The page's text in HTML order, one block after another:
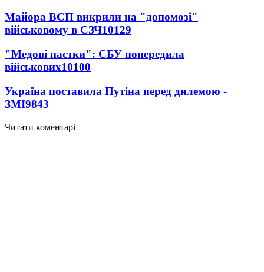
Майора ВСП викрили на "допомозі"
військовому в СЗЧ10129
"Медові пастки": СБУ попередила
військових10100
Україна поставила Путіна перед дилемою -
ЗМІ9843
Читати коментарі